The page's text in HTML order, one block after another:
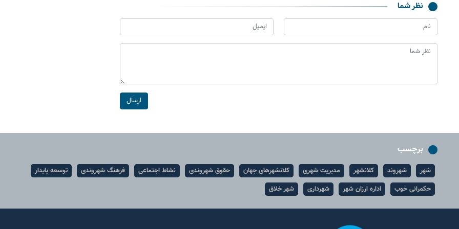
نظر شما
ارسال
برچسب
شهر شهروند کلانشهر مدیریت شهری کلانشهرهای جهان حقوق شهروندی نشاط اجتماعی فرهنگ شهروندی
توسعه پایدار
حکمرانی خوب
اداره ارزان شهر شهرداری شهر خلاق